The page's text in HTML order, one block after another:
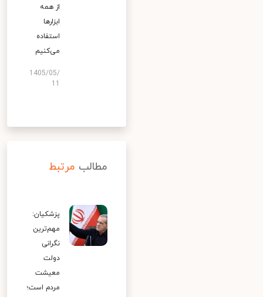
از همه
ابزارها
استفاده
می‌کنیم
1405/05/
مطالب مرتبط
پزشکیان:
مهم‌ترین
نگرانی
دولت
معیشت
مردم است؛